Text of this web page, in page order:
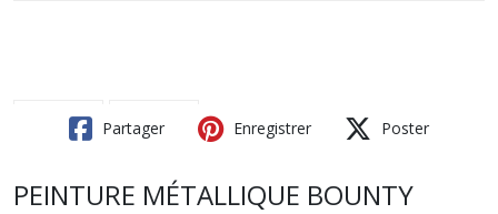
Partager Enregistrer Poster
PEINTURE MÉTALLIQUE BOUNTY